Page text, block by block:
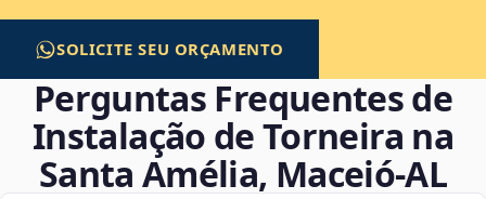
SOLICITE SEU ORÇAMENTO
Perguntas Frequentes de
Instalação de Torneira na
Santa Amélia, Maceió‑AL